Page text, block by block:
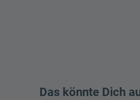
Das könnte Dich